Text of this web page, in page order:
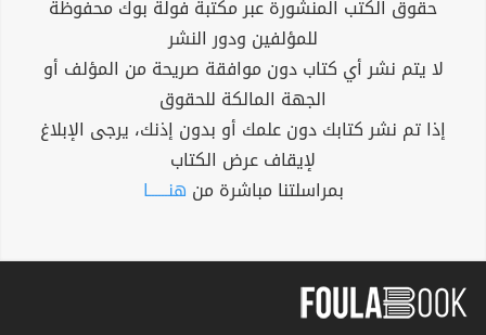
حقوق الكتب المنشورة عبر مكتبة فولة بوك محفوظة
للمؤلفين ودور النشر
لا يتم نشر أي كتاب دون موافقة صريحة من المؤلف أو
الجهة المالكة للحقوق
إذا تم نشر كتابك دون علمك أو بدون إذنك، يرجى الإبلاغ
لإيقاف عرض الكتاب
بمراسلتنا مباشرة من هنــــــا